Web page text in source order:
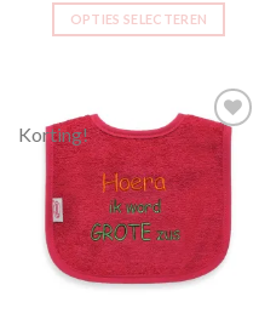
OPTIES SELECTEREN
Korting!
Toevoegen
verlanglijst